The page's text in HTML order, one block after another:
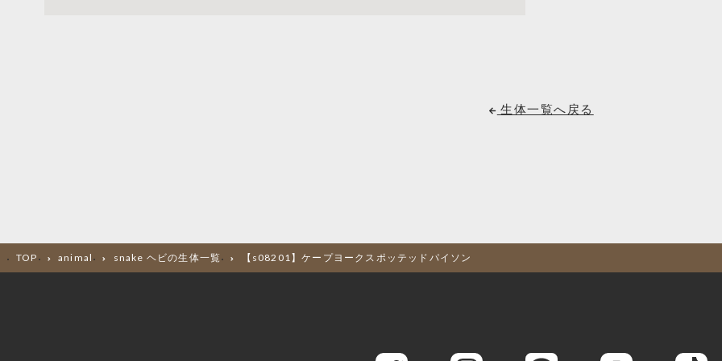
生体一覧へ戻る
TOP animal snake ヘビの生体一覧 【s08201】ケープヨークスポッテッドパイソン